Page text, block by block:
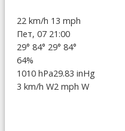
22 km/h 13 mph
Пет, 07 21:00
29° 84° 29° 84°
64%
1010 hPa29.83 inHg
3 km/h W2 mph W